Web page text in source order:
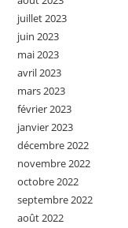
juillet 2023
juin 2023
mai 2023
avril 2023
mars 2023
février 2023
janvier 2023
décembre 2022
novembre 2022
octobre 2022
septembre 2022
août 2022